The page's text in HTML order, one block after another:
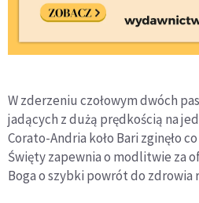
W zderzeniu czołowym dwóch
jadących z dużą prędkością na
Corato-Andria koło Bari zginęło
Święty zapewnia o modlitwie za
Boga o szybki powrót do zdrowia